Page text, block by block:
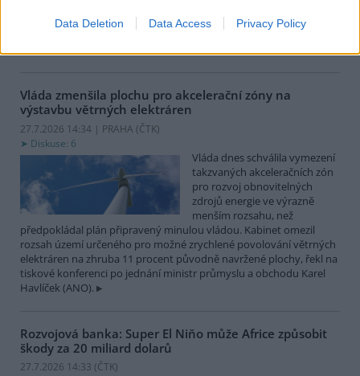
Data Deletion Data Access Privacy Policy
negativních dopadů sucha a nedostatku vody. Resort navýší
Vláda zmenšila plochu pro akcelerační zóny na
výstavbu větrných elektráren
27.7.2026 14:34 | PRAHA (ČTK)
Diskuse: 6
Vláda dnes schválila vymezení
takzvaných akceleračních zón
pro rozvoj obnovitelných
zdrojů energie ve výrazně
menším rozsahu, než
předpokládal plán připravený minulou vládou. Kabinet omezil
rozsah území určeného pro možné zrychlené povolování větrných
elektráren na zhruba 11 procent původně navržené plochy, řekl na
tiskové konferenci po jednání ministr průmyslu a obchodu Karel
Havlíček (ANO).
Rozvojová banka: Super El Niňo může Africe způsobit
škody za 20 miliard dolarů
27.7.2026 14:33 (ČTK)